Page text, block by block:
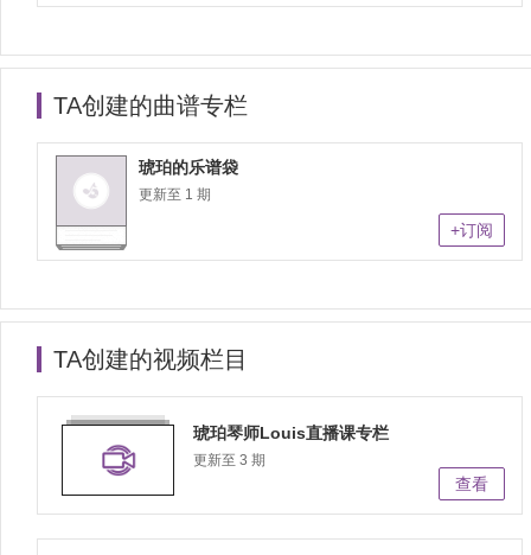
TA创建的曲谱专栏
琥珀的乐谱袋
更新至 1 期
+订阅
TA创建的视频栏目
琥珀琴师Louis直播课专栏
更新至 3 期
查看